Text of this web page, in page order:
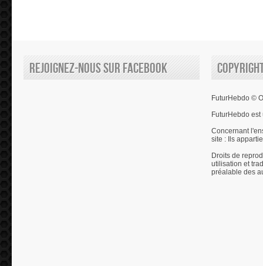
Rejoignez-nous sur Facebook
FuturHebdo ©
FuturHebdo
Concernant
site : Ils
Droits de
utilisation et
préalable des